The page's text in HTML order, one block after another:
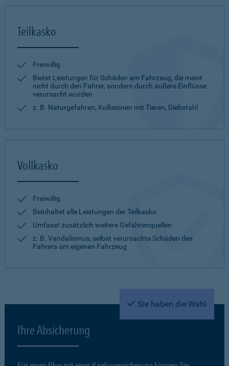
Teilkasko
Freiwillig
Bietet Leistungen für Schäden am Fahrzeug, die meist
nicht durch den Fahrer, sondern durch äußere Einflüsse
verursacht wurden
z. B. Naturgefahren, Kollisionen mit Tieren, Diebstahl
Vollkasko
Freiwillig
Beinhaltet alle Leistungen der Teilkasko
Umfasst zusätzlich weitere Gefahrenquellen
z. B. Vandalismus, selbst verursachte Schäden des
Fahrers am eigenen Fahrzeug
Sie haben die Wahl
Ihre Absicherung